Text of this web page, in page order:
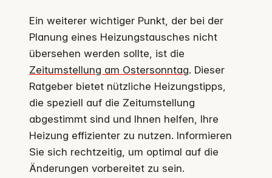
Ein weiterer wichtiger Punkt, der bei der
Planung eines Heizungstausches nicht
übersehen werden sollte, ist die
Zeitumstellung am Ostersonntag. Dieser
Ratgeber bietet nützliche Heizungstipps,
die speziell auf die Zeitumstellung
abgestimmt sind und Ihnen helfen, Ihre
Heizung effizienter zu nutzen. Informieren
Sie sich rechtzeitig, um optimal auf die
Änderungen vorbereitet zu sein.